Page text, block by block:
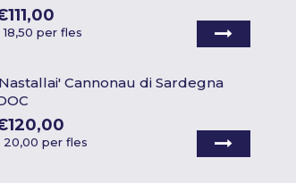
18,50 per fles
Cannonau di Sardegna
20,00 per fles